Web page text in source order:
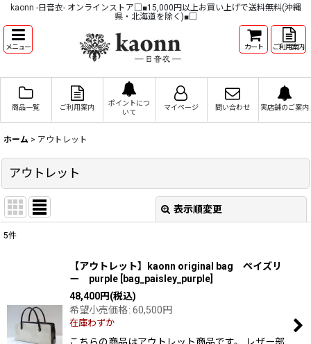
kaonn -日音衣- オンラインストア□■15,000円以上お買い上げで送料無料(沖縄
県・北海道を除く)■□
メニュー カート ご利用案内
商品一覧 ご利用案内
ポイントにつ
いて
マイページ 問い合わせ 実店舗のご案内
ホーム > アウトレット
アウトレット
表示順変更
5件
【アウトレット】kaonn original bag ペイズリ
ー purple
bag_paisley_purple
48,400円(税込)
希望小売価格: 60,500円
在庫わずか